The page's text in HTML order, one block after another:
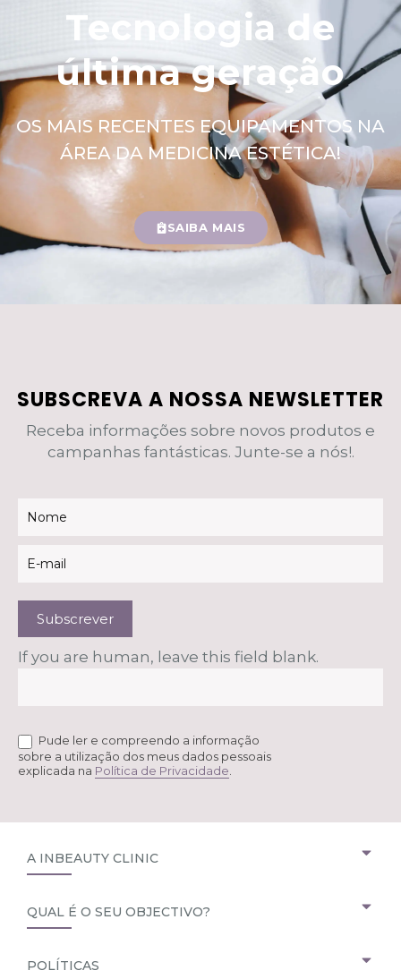
Tecnologia de
última geração
OS MAIS RECENTES EQUIPAMENTOS NA
ÁREA DA MEDICINA ESTÉTICA!
SAIBA MAIS
SUBSCREVA A NOSSA NEWSLETTER
Receba informações sobre novos produtos e
campanhas fantásticas. Junte-se a nós!.
Newsletter
Pude ler e compreendo a informação
sobre a utilização dos meus dados pessoais
explicada na Política de Privacidade
Subscrever
If you are human, leave this field blank.
A INBEAUTY CLINIC
QUAL É O SEU OBJECTIVO?
POLÍTICAS